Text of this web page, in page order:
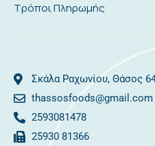
Τρόποι Πληρωμής
Σκάλα Ραχωνίου, Θάσος
thassosfoods@gmail.com
2593081478
25930 81366